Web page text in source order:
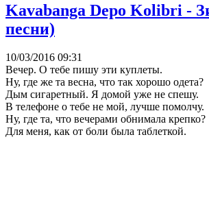
Kavabanga Depo Kolibri -
песни)
10/03/2016 09:31
Вечер. О тебе пишу эти куплеты.
Ну, где же та весна, что так хорошо одета?
Дым сигаретный. Я домой уже не спешу.
В телефоне о тебе не мой, лучше помолчу.
Ну, где та, что вечерами обнимала крепко?
Для меня, как от боли была таблеткой.